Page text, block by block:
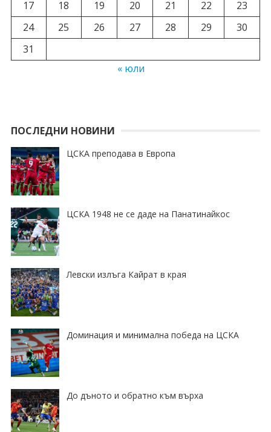
17
18 19 20 21 22
23
24
25 26 27 28 29
30
31
« юли
ПОСЛЕДНИ НОВИНИ
ЦСКА преподава в Европа
ЦСКА 1948 не се даде на Панатинайкос
Левски излъга Кайрат в края
Доминация и минимална победа на ЦСКА
До дъното и обратно към върха